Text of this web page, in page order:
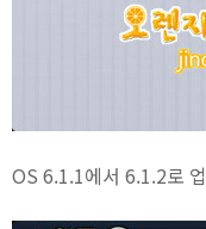
OS 6.1.1에서 6.1.2로